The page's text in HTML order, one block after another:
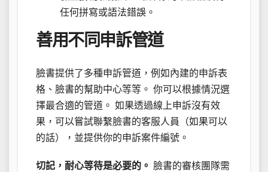
任何拼寫或語法錯誤。
善用不同申訴管道
臉書提供了多種申訴管道，例如內建的申訴表
格、臉書的幫助中心等等。 你可以根據情況選
擇最合適的管道。 如果透過線上申訴沒有效
果，可以嘗試聯繫臉書的客服人員（如果可以
的話），並提供你的申訴案件編號。
切記，耐心等待是必要的。 臉書的審核團隊需